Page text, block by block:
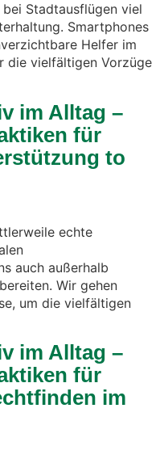
Stadtausflügen viel
Smartphones
Helfer im
die vielfältigen Vorzüge
im Alltag –
für
to
echte
auch außerhalb
Wir gehen
um die vielfältigen
im Alltag –
für
im